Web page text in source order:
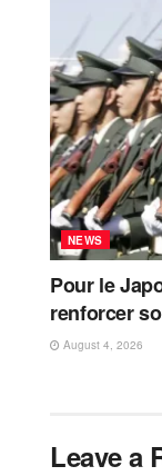
NEWS
Pour le
renforcer
August 4, 2026
Leave a